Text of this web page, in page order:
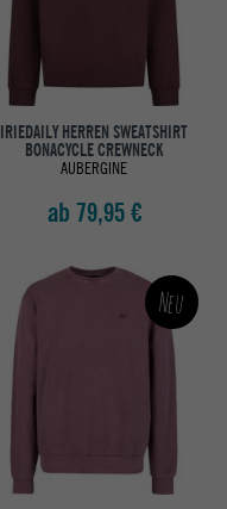
IRIEDAILY HERREN SWEATSHIRT
BONACYCLE CREWNECK
AUBERGINE
ab 79,95 €
Neu